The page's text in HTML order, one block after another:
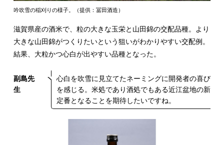
吟吹雪の稲刈りの様子。（提供：冨田酒造）
滋賀県産の酒米で、粒の大きな玉栄と山田錦の交配品種。より
大きな山田錦がつくりたいという狙いがわかりやすい交配例。
結果、大粒かつ心白が出やすい品種となった。
副島先
生
心白を吹雪に見立てたネーミングに開発者の喜び
を感じる。米処であり酒処でもある近江盆地の新
定番となることを期待したいですね。